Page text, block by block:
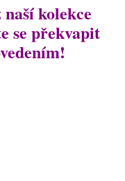
kolekce
se překvapit